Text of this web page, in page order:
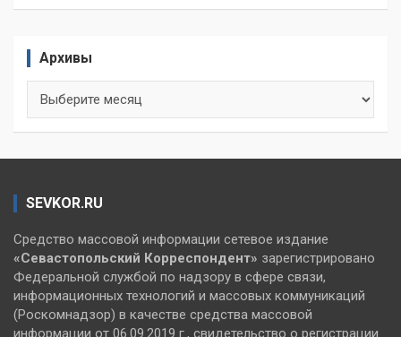
Архивы
SEVKOR.RU
Средство массовой информации сетевое издание
«Севастопольский Корреспондент» зарегистрировано
Федеральной службой по надзору в сфере связи,
информационных технологий и массовых коммуникаций
(Роскомнадзор) в качестве средства массовой
информации от 06.09.2019 г., свидетельство о регистрации